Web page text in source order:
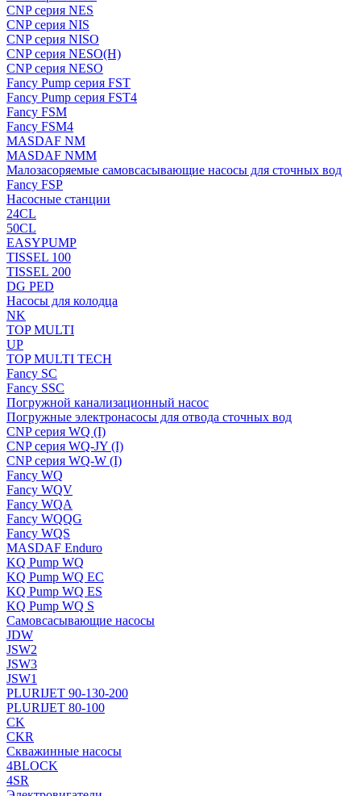
CNP серия NES
CNP серия NIS
CNP серия NISO
CNP серия NESO(H)
CNP серия NESO
Fancy Pump серия FST
Fancy Pump серия FST4
Fancy FSM
Fancy FSM4
MASDAF NM
MASDAF NMM
Малозасоряемые самовсасывающие насосы для сточных вод
Fancy FSP
Насосные станции
24CL
50CL
EASYPUMP
TISSEL 100
TISSEL 200
DG PED
Насосы для колодца
NK
TOP MULTI
UP
TOP MULTI TECH
Fancy SC
Fancy SSC
Погружной канализационный насос
Погружные электронасосы для отвода сточных вод
CNP серия WQ (I)
CNP серия WQ-JY (I)
CNP серия WQ-W (I)
Fancy WQ
Fancy WQV
Fancy WQA
Fancy WQQG
Fancy WQS
MASDAF Enduro
KQ Pump WQ
KQ Pump WQ EC
KQ Pump WQ ES
KQ Pump WQ S
Самовсасывающие насосы
JDW
JSW2
JSW3
JSW1
PLURIJET 90-130-200
PLURIJET 80-100
CK
CKR
Скважинные насосы
4BLOCK
4SR